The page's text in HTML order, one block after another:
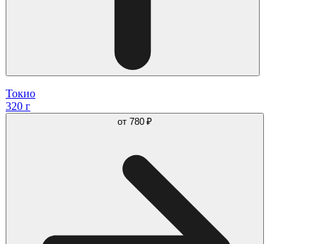
Токио
320 г
от 780 ₽